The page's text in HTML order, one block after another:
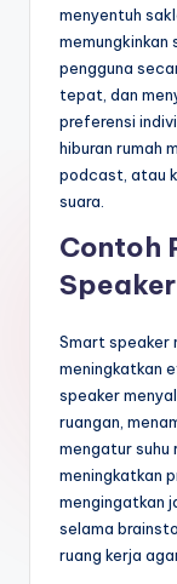
menyentuh
pengguna
tepat, dan
preferensi
hiburan rumah
podcast, atau
suara.
Contoh
Smart speaker
meningkatkan
speaker
ruangan,
mengatur suhu
meningkatkan
mengingatkan
selama
ruang kerja